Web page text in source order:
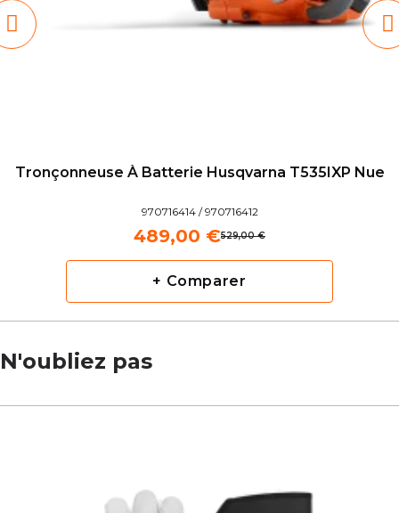
Tronçonneuse À Batterie Husqvarna T535IXP Nue
970716414 / 970716412
529,00 €
489,00 €
+ Comparer
N'oubliez pas